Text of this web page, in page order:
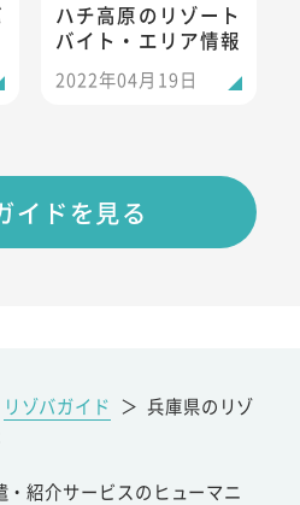
ハチ高原のリゾート
バイト・エリア情報
2022年04月19日
イドを見る
リゾバガイド ＞ 兵庫県のリゾ
紹介サービスのヒューマニ